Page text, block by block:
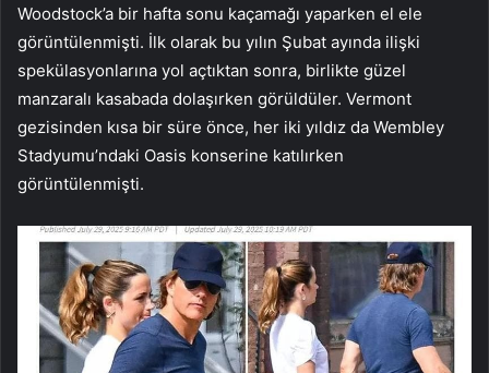
Woodstock’a bir hafta sonu kaçamağı yaparken el ele
görüntülenmişti. İlk olarak bu yılın Şubat ayında ilişki
spekülasyonlarına yol açtıktan sonra, birlikte güzel
manzaralı kasabada dolaşırken görüldüler. Vermont
gezisinden kısa bir süre önce, her iki yıldız da Wembley
Stadyumu’ndaki Oasis konserine katılırken
görüntülenmişti.